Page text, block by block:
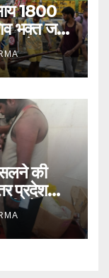
1800
भक्त जल
चुके
की
प्रदेश
चोट आ